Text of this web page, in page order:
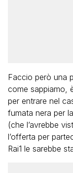
Faccio però una
come sappiamo,
per entrare nel
fumata nera per
(che l’avrebbe
l’offerta per
Rai1 le sarebbe